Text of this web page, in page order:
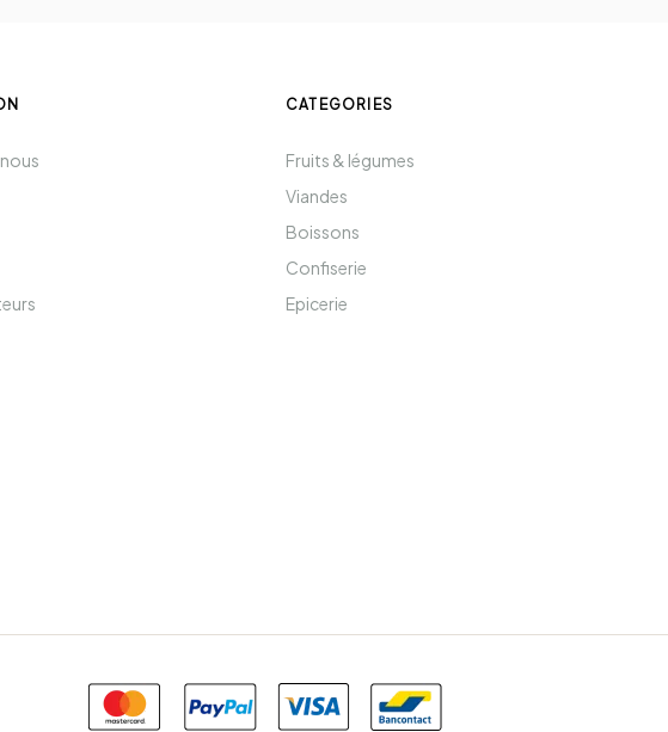
CATEGORIES
Fruits & légumes
Viandes
Boissons
Confiserie
Epicerie